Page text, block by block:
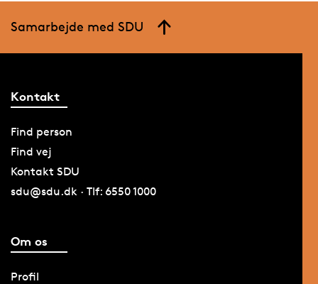
Samarbejde med SDU
Kontakt
Find person
Find vej
Kontakt SDU
sdu@sdu.dk · Tlf: 6550 1000
Om os
Profil